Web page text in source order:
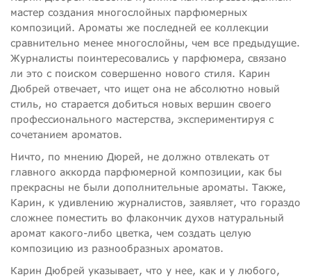
мастер создания многослойных парфюмерных
композиций. Ароматы же последней ее коллекции
сравнительно менее многослойны, чем все предыдущие.
Журналисты поинтересовались у парфюмера, связано
ли это с поиском совершенно нового стиля. Карин
Дюбрей отвечает, что ищет она не абсолютно новый
стиль, но старается добиться новых вершин своего
профессионального мастерства, экспериментируя с
сочетанием ароматов.
Ничто, по мнению Дюрей, не должно отвлекать от
главного аккорда парфюмерной композиции, как бы
прекрасны не были дополнительные ароматы. Также,
Карин, к удивлению журналистов, заявляет, что гораздо
сложнее поместить во флакончик духов натуральный
аромат какого-либо цветка, чем создать целую
композицию из разнообразных ароматов.
Карин Дюбрей указывает, что у нее, как и у любого,